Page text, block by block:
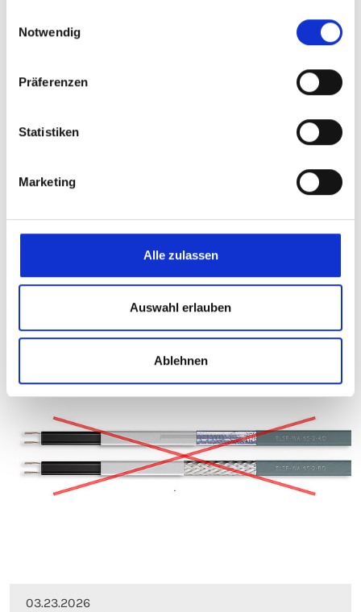
Notwendig
Präferenzen
Statistiken
Marketing
Alle zulassen
Auswahl erlauben
Ablehnen
Kulturhaus in 06237 Leuna.
03.23.2026